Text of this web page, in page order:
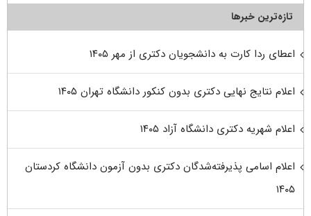
تازه‌ترین خبرها
اعطای ردا کارت به دانشجویان دکتری از مهر ۱۴۰۵
اعلام نتایج نهایی دکتری بدون کنکور دانشگاه تهران ۱۴۰۵
اعلام شهریه دکتری دانشگاه آزاد ۱۴۰۵
اعلام اسامی پذیرفته‌شدگان دکتری بدون آزمون دانشگاه کردستان
۱۴۰۵